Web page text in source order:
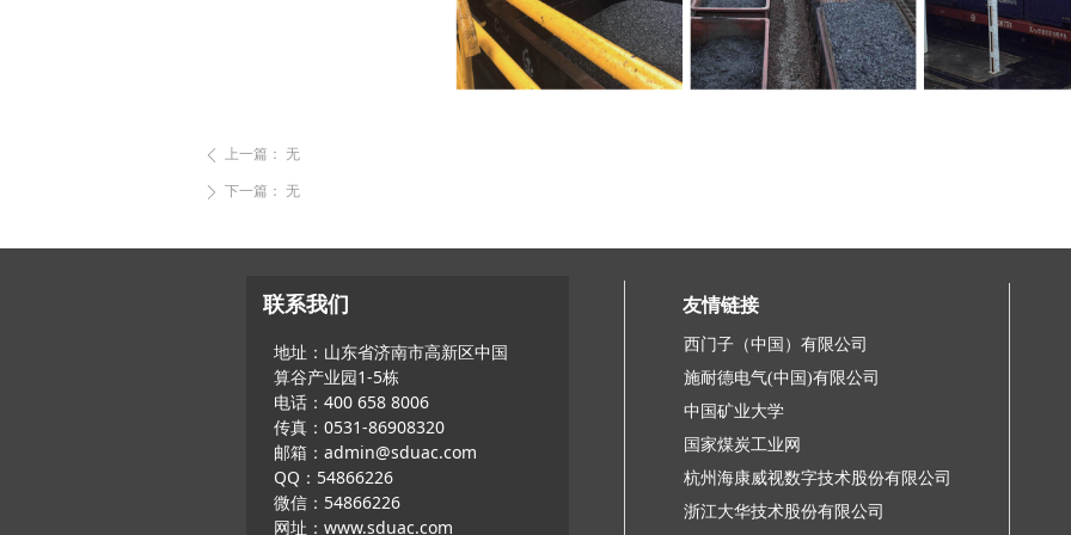
ꄴ 上一篇： 无
ꄲ 下一篇： 无
施耐德电气(中国)有限公司
西门子（中国）有限公司
国家煤炭工业网
友情链接
杭州海康威视数字技术股份有限公司
浙江大华技术股份有限公司
中国矿业大学
地址：山东省济南市高新区中国
算谷产业园1-5栋
电话：400 658 8006
传真：0531-86908320
邮箱：admin@sduac.com
QQ：54866226
微信：54866226
网址：www.sduac.com
联系我们